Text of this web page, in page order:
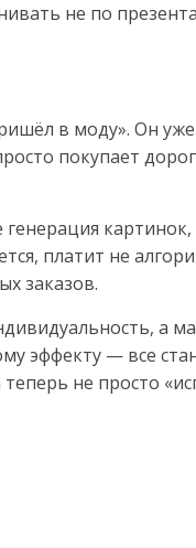
не по
в моду». Он
покупает
платит не
заказов.
а
эффекту — все
не просто